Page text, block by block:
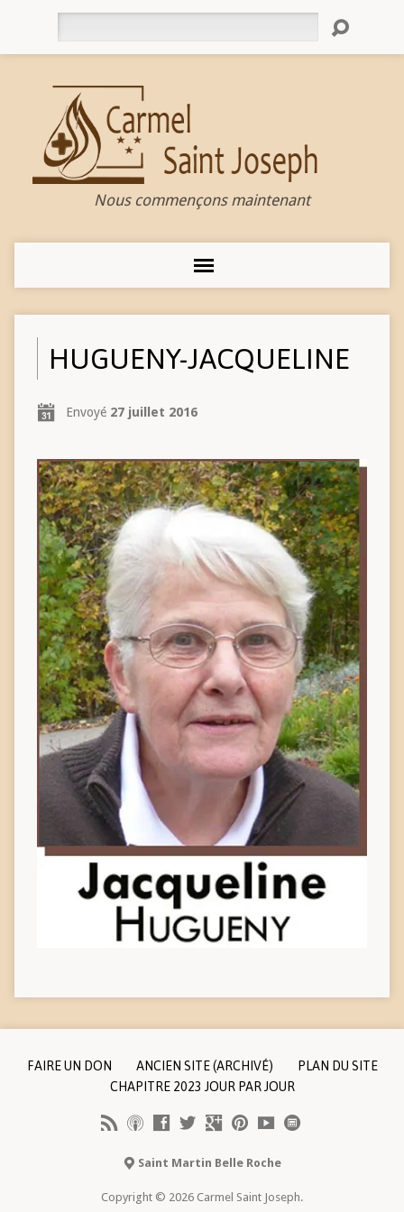
Nous commençons maintenant
HUGUENY-JACQUELINE
Envoyé 27 juillet 2016
FAIRE UN DON ANCIEN SITE (ARCHIVÉ)
PLAN DU SITE
CHAPITRE 2023 JOUR PAR JOUR
Saint Martin Belle Roche
Copyright © 2026 Carmel Saint Joseph.